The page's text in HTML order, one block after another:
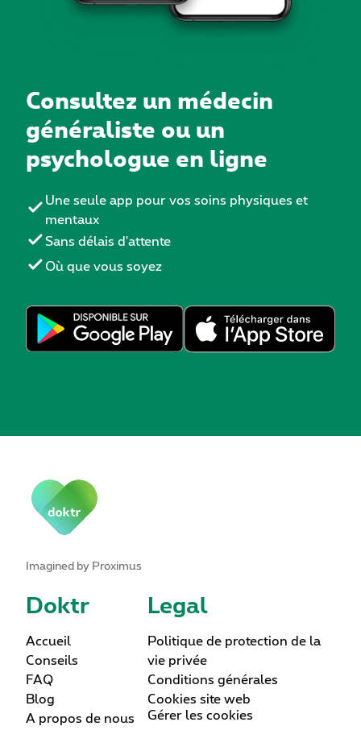
Consultez un médecin
généraliste ou un
psychologue en ligne
Une seule app pour vos soins physiques et
mentaux
Sans délais d'attente
Où que vous soyez
Imagined by Proximus
Doktr
Accueil
Conseils
FAQ
Blog
A propos de nous
Legal
Politique de protection de la
vie privée
Conditions générales
Cookies site web
Gérer les cookies